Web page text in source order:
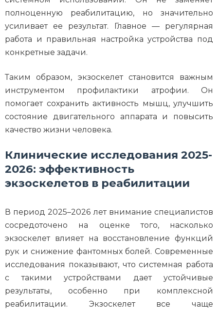
полноценную реабилитацию, но значительно
усиливает ее результат. Главное — регулярная
работа и правильная настройка устройства под
конкретные задачи.
Таким образом, экзоскелет становится важным
инструментом профилактики атрофии. Он
помогает сохранить активность мышц, улучшить
состояние двигательного аппарата и повысить
качество жизни человека.
Клинические исследования 2025-
2026: эффективность
экзоскелетов в реабилитации
В период 2025–2026 лет внимание специалистов
сосредоточено на оценке того, насколько
экзоскелет влияет на восстановление функций
рук и снижение фантомных болей. Современные
исследования показывают, что системная работа
с такими устройствами дает устойчивые
результаты, особенно при комплексной
реабилитации. Экзоскелет все чаще